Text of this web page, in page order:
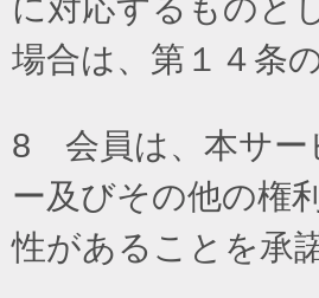
場合は、第１４条
8 会員は、本サー
ー及びその他の権
性があることを承